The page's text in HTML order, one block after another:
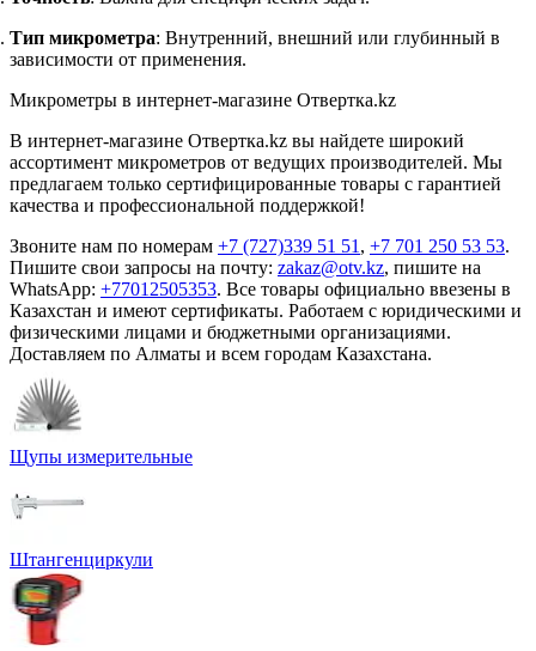
Тип микрометра: Внутренний, внешний или глубинный в
зависимости от применения.
Микрометры в интернет-магазине Отвертка.kz
В интернет-магазине Отвертка.kz вы найдете широкий
ассортимент микрометров от ведущих производителей. Мы
предлагаем только сертифицированные товары с гарантией
качества и профессиональной поддержкой!
Звоните нам по номерам +7 (727)339 51 51 , +7 701 250 53 53.
Пишите свои запросы на почту: zakaz@otv.kz, пишите на
WhatsApp: +77012505353. Все товары официально ввезены в
Казахстан и имеют сертификаты. Работаем с юридическими и
физическими лицами и бюджетными организациями.
Доставляем по Алматы и всем городам Казахстана.
Щупы измерительные
Штангенциркули